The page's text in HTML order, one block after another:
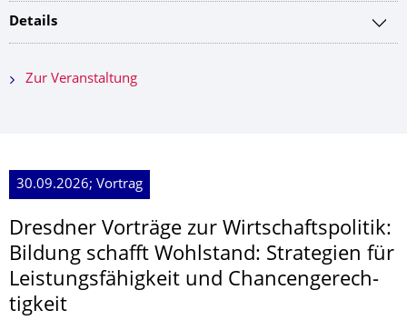
Details
Zur Veranstaltung
30.09.2026; Vortrag
Dresdner Vorträge zur Wirtschaftspolitik:
Bildung schafft Wohlstand: Strategien für
Leistungsfähig­keit und Chancengerech­
tigkeit